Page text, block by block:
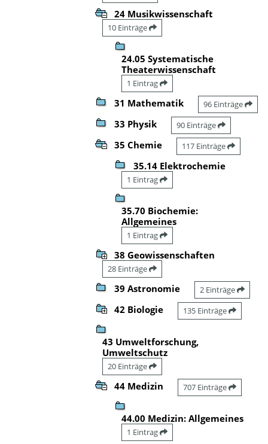
24 Musikwissenschaft
10 Einträge
24.05 Systematische
Theaterwissenschaft
1 Eintrag
31 Mathematik 96 Einträge
33 Physik 90 Einträge
35 Chemie 117 Einträge
35.14 Elektrochemie
1 Eintrag
35.70 Biochemie:
Allgemeines
1 Eintrag
38 Geowissenschaften
28 Einträge
39 Astronomie 2 Einträge
42 Biologie 135 Einträge
43 Umweltforschung,
Umweltschutz
20 Einträge
44 Medizin 707 Einträge
44.00 Medizin: Allgemeines
1 Eintrag